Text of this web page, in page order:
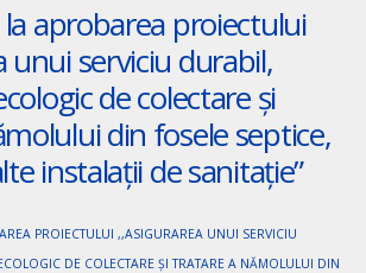
aprobarea proiectului
unui serviciu durabil,
de colectare și
din fosele septice,
instalații de sanitație”
PROIECTULUI ,,ASIGURAREA UNUI SERVICIU
DE COLECTARE ȘI TRATARE A NĂMOLULUI DIN